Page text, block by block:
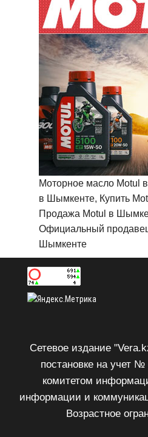
Моторное масло Motul
в Шымкенте, Купить
Продажа Motul в
Официальный
Шымкенте
Сетевое издание
постановке на учет
комитетом
информации и
Возрастное